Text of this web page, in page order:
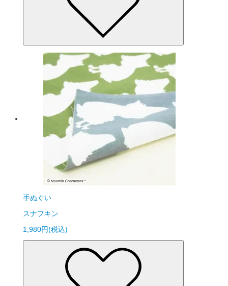
手ぬぐい
スナフキン
1,980円(税込)